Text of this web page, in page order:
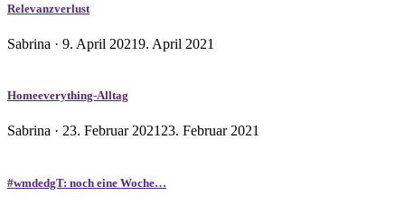
Relevanzverlust
Sabrina · Veröffentlicht
9. April 20219. April 2021
Homeeverything-Alltag
Sabrina · Veröffentlicht
23. Februar 202123. Februar 2021
#wmdedgT: noch eine Woche…